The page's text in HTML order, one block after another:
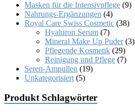
Masken für die Intensivpflege (9)
Nahrungs-Ergänzungen (4)
Royal Care Swiss Cosmetic (38)
Hyaluron Serum (7)
Mineral Make Up Puder (3)
Pflegende Kosmetik (29)
Reinigung und Pflege (7)
Seren-Ampullen (19)
Unkategorisiert (5)
Produkt Schlagwörter